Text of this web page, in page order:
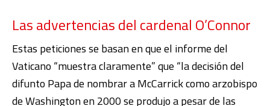
Las advertencias del cardenal O’Connor
Estas peticiones se basan en que el informe del
Vaticano “muestra claramente” que “la decisión del
difunto Papa de nombrar a McCarrick como arzobispo
de Washington en 2000 se produjo a pesar de las